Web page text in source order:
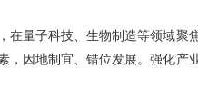
量子科技、生物制造等领域聚
，因地制宜、错位发展。强化产